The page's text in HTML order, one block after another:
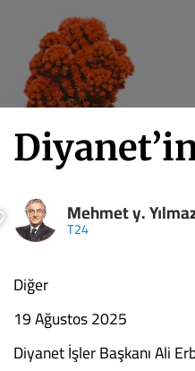
Mehmet y.
T24
Diğer
19 Ağustos 2025
Diyanet İşler Başkanı Ali